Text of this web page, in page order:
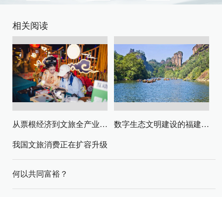
相关阅读
从票根经济到文旅全产业链升级 数字生态文明建设的福建路径与启示
我国文旅消费正在扩容升级
何以共同富裕？